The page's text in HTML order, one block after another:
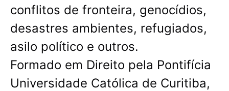
conflitos de fronteira, genocídios,
desastres ambientes, refugiados,
asilo político e outros.
Formado em Direito pela Pontifícia
Universidade Católica de Curitiba,